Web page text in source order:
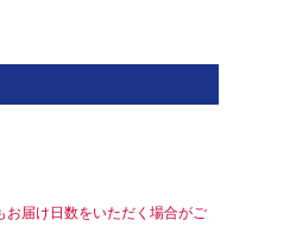
届け日数をいただく場合がご